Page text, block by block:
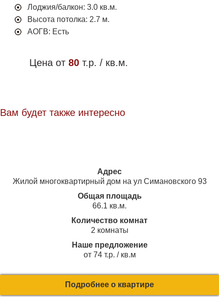
Лоджия/балкон: 3.0 кв.м.
Высота потолка: 2.7 м.
АОГВ: Есть
Цена от 80 т.р. / кв.м.
Вам будет также интересно
Адрес
Жилой многоквартирный дом на ул Симановского 93
Общая площадь
66.1 кв.м.
Количество комнат
2 комнаты
Наше предложение
от 74 т.р. / кв.м
Подробнее о квартире